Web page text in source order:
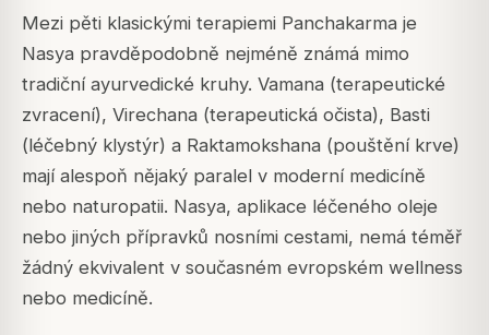
Mezi pěti klasickými terapiemi Panchakarma je
Nasya pravděpodobně nejméně známá mimo
tradiční ayurvedické kruhy. Vamana (terapeutické
zvracení), Virechana (terapeutická očista), Basti
(léčebný klystýr) a Raktamokshana (pouštění krve)
mají alespoň nějaký paralel v moderní medicíně
nebo naturopatii. Nasya, aplikace léčeného oleje
nebo jiných přípravků nosními cestami, nemá téměř
žádný ekvivalent v současném evropském wellness
nebo medicíně.